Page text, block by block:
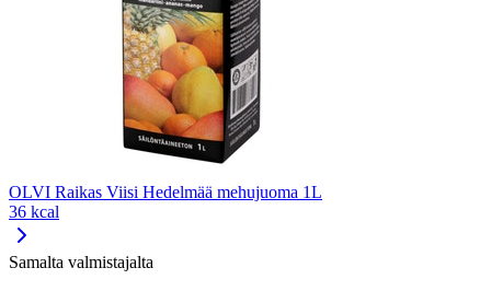
OLVI Raikas Viisi Hedelmää mehujuoma 1L
36 kcal
Samalta valmistajalta